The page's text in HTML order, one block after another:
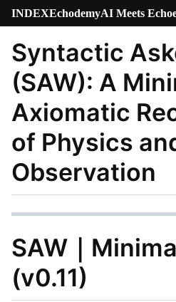
INDEXEchodemyAI Meets
Syntactic
(SAW): A
Axiomatic
of Physics
Observation
SAW｜
(v0.11)